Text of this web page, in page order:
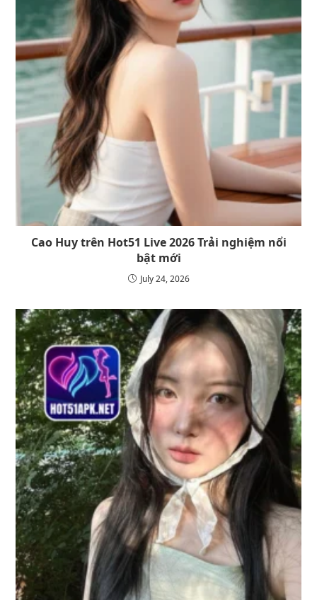
Cao Huy trên Hot51 Live 2026 Trải nghiệm nổi
bật mới
July 24, 2026